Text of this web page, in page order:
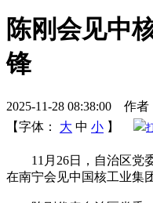
陈刚会见中
锋
2025-11-28 08:38:00 作
【字体：
大 中 小 】
11月26日，自治区党委
在南宁会见中国核工业集